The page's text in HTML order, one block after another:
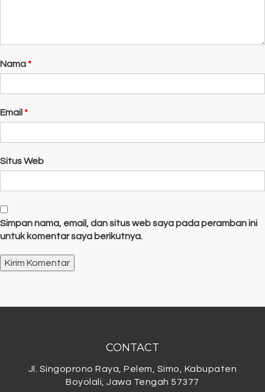
Nama*
Email *
Situs Web
Simpan nama, email, dan situs web saya pada peramban ini
untuk komentar saya berikutnya.
CONTACT
Jl. Singoprono Raya, Pelem, Simo, Kabupaten
Boyolali, Jawa Tengah 57377